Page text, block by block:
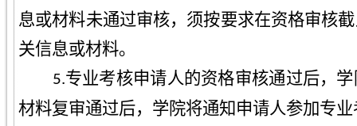
息或材料未通过审核，须按要求在资格审核
关信息或材料。
5.专业考核申请人的资格审核通过后，
材料复审通过后，学院将通知申请人参加专